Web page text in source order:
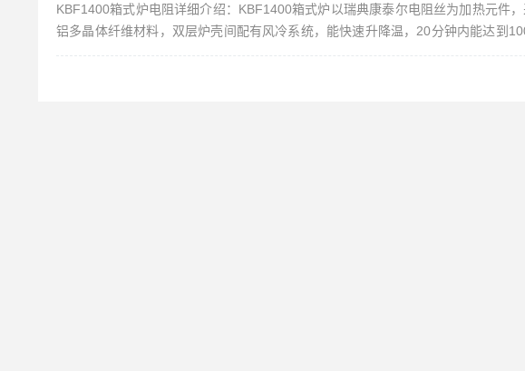
KBF1400箱式炉电阻详细介绍：KBF1400箱式炉以瑞典康泰尔电阻丝为加热元件
铝多晶体纤维材料，双层炉壳间配有风冷系统，能快速升降温，20分钟内能达到
等优点，是高校、科研院所、工矿企业做高温烧结、金属退火、质量检测用的理想